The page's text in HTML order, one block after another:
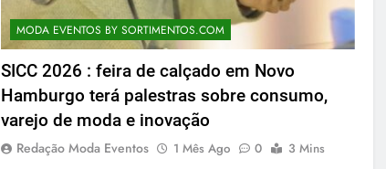
MODA EVENTOS BY SORTIMENTOS.COM
SICC 2026 : feira de calçado em Novo
Hamburgo terá palestras sobre consumo,
varejo de moda e inovação
Redação Moda Eventos 1 Mês Ago 0
3 Mins